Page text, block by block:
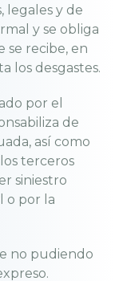
legales y de
y se obliga
se recibe, en
los desgastes.
por el
de
así como
terceros
siniestro
o por la
no pudiendo